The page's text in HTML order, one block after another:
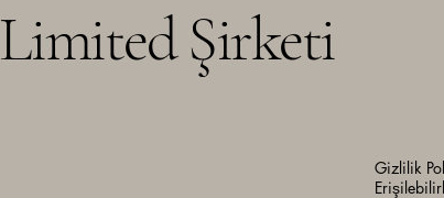
Limited Şirketi
Gizlilik